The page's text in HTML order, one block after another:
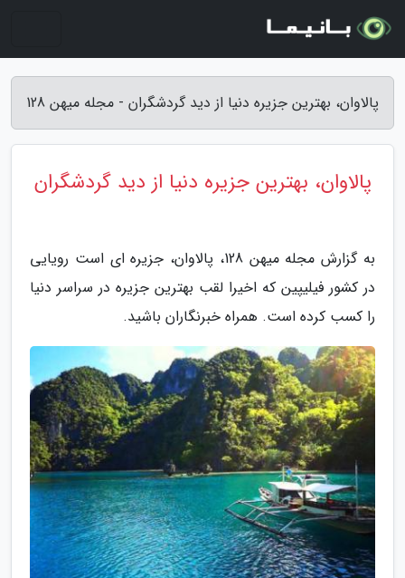
پالاوان، بهترین جزیره دنیا از دید گردشگران - مجله میهن 128
پالاوان، بهترین جزیره دنیا از دید گردشگران
به گزارش مجله میهن 128، پالاوان، جزیره ای است رویایی
در کشور فیلیپین که اخیرا لقب بهترین جزیره در سراسر دنیا
را کسب کرده است. همراه خبرنگاران باشید.